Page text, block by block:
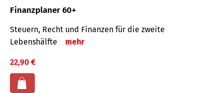
Finanzplaner 60+
Steuern, Recht und Finanzen für die zweite
Lebenshälfte
mehr
22,90 €